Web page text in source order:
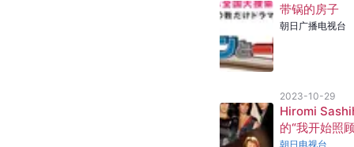
带锅的房子
朝日广播电视台
2023-10-29
Hiromi
的“我开始照
朝日电视台